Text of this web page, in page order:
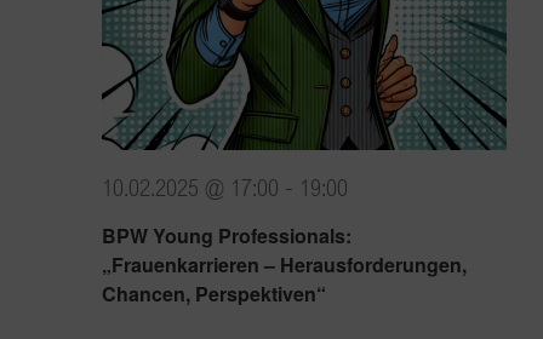
BPW Young Professionals:
„Frauenkarrieren – Herausforderungen,
Chancen, Perspektiven“
10.02.2025 @ 17:00 - 19:00